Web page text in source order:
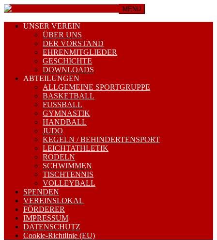
MENU
UNSER VEREIN
ÜBER UNS
DER VORSTAND
EHRENMITGLIEDER
GESCHICHTE
DOWNLOADS
ABTEILUNGEN
ALLGEMEINE SPORTGRUPPE
BASKETBALL
FUSSBALL
GYMNASTIK
HANDBALL
JUDO
KEGELN / BEHINDERTENSPORT
LEICHTATHLETIK
RODELN
SCHWIMMEN
TISCHTENNIS
VOLLEYBALL
SPENDEN
VEREINSLOKAL
FÖRDERER
IMPRESSUM
DATENSCHUTZ
Cookie-Richtlinie (EU)